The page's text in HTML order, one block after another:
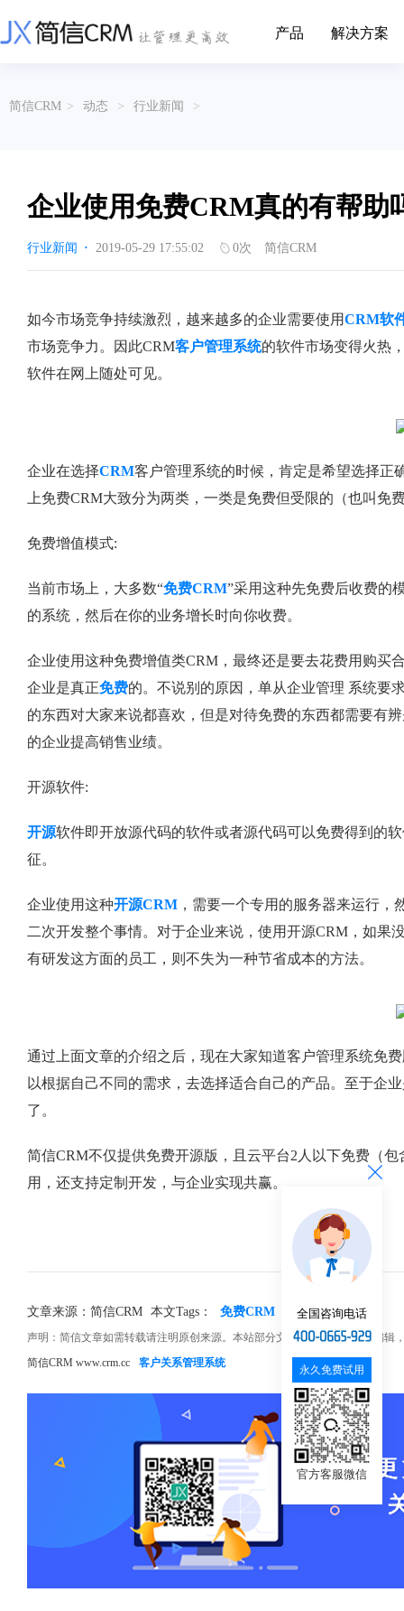
产品
营销云
从营销获客到商机转化的全流程管理
渠道云
融合分公司、经销商、总部伙伴管理
涵盖多种售前/后服务元素功能和接入
涵盖多种售前/后服务元素功能和接入
解决方案
挖现有客户价值以及开发更多新...
的现代化管理
传媒企业自身由于数字化传媒的发
展，对其内部控制建设和完善也是...
进装修行业往
互联网等相关信息技术的发展是支撑
互联网金融模式发展的基石，给...
通过数字化方
享受个性化的
帮助文档
以CRM产品为基础的功能点
关于简信
简信CRM > 动态 > 行业新闻 >
企业使用免费CRM真的有帮助
行业新闻 · 2019-05-29 17:55:02 0次 简信CRM
如今市场竞争持续激烈，越来越多的企业需要使用CRM软
市场竞争力。因此CRM客户管理系统的软件市场变得火热
软件在网上随处可见。
企业在选择CRM客户管理系统的时候，肯定是希望选择正
上免费CRM大致分为两类，一类是免费但受限的（也叫免
免费增值模式:
当前市场上，大多数“免费CRM”采用这种先免费后收费的
的系统，然后在你的业务增长时向你收费。
企业使用这种免费增值类CRM，最终还是要去花费用购买
企业是真正免费的。不说别的原因，单从企业管理 系统要
的东西对大家来说都喜欢，但是对待免费的东西都需要有
的企业提高销售业绩。
开源软件:
开源软件即开放源代码的软件或者源代码可以免费得到的
征。
企业使用这种开源CRM ，需要一个专用的服务器来运行
二次开发整个事情。对于企业来说，使用开源CRM，如果
有研发这方面的员工，则不失为一种节省成本的方法。
通过上面文章的介绍之后，现在大家知道客户管理系统免
以根据自己不同的需求，去选择适合自己的产品。至于企
了。
简信CRM不仅提供免费开源版，且云平台2人以下免费（
用，还支持定制开发，与企业实现共赢。
文章来源：简信CRM 本文Tags： 免费CRM 开源CRM 帮助
声明：简信文章如需转载请注明原创来源。本站部分文章和图片来源网络编
简信CRM www.crm.cc
客户关系管理系统
全国咨询电话
永久免费试用
官方客服微信